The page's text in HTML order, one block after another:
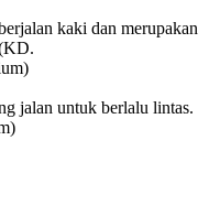
kaki dan merupakan
jalan untuk berlalu lintas.